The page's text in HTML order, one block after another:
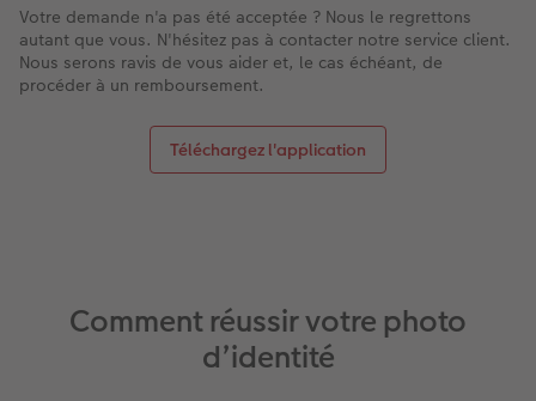
Votre demande n'a pas été acceptée ? Nous le regrettons
autant que vous. N'hésitez pas à contacter notre service client.
Nous serons ravis de vous aider et, le cas échéant, de
procéder à un remboursement.
Téléchargez l'application
Comment réussir votre photo
d’identité